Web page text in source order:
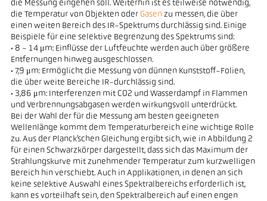
die Messung eingehen soll. Weiterhin ist es teilweise notwendig,
die Temperatur von Objekten oder Gasenzu messen, die über
einen weiten Bereich des IR-Spektrums durchlässig sind. Einige
Beispiele für eine selektive Begrenzung des Spektrums sind:
· 8 - 14 μm: Einflüsse der Luftfeuchte werden auch über größere
Entfernungen hinweg ausgeschlossen.
· 7,9 μm: Ermöglicht die Messung von dünnen Kunststoff-Folien,
die über weite Bereiche IR-durchlässig sind.
· 3,86 μm: Interferenzen mit CO2 und Wasserdampf in Flammen
und Verbrennungsabgasen werden wirkungsvoll unterdrückt.
Bei der Wahl der für die Messung am besten geeigneten
Wellenlänge kommt dem Temperaturbereich eine wichtige Rolle
zu. Aus der Planck’schen Gleichung ergibt sich, wie in Abbildung 2
für einen Schwarzkörper dargestellt, dass sich das Maximum der
Strahlungskurve mit zunehmender Temperatur zum kurzwelligen
Bereich hin verschiebt. Auch in Applikationen, in denen an sich
keine selektive Auswahl eines Spektralbereichs erforderlich ist,
kann es vorteilhaft sein, den Spektralbereich auf einen engen